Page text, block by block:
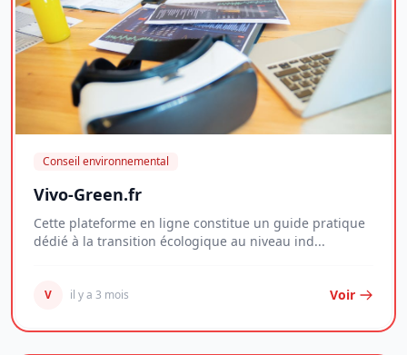
Conseil environnemental
Vivo-Green.fr
Cette plateforme en ligne constitue un guide pratique
dédié à la transition écologique au niveau ind...
V il y a 3 mois Voir